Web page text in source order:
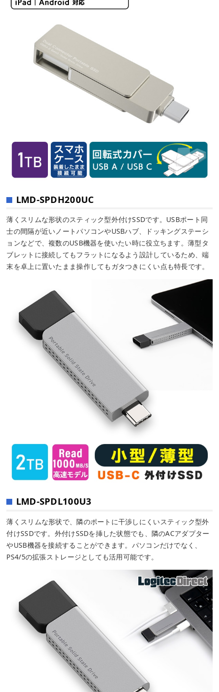
LMD-SPDH200UC
薄くスリムな形状のスティック型外付けSSDです。USBポート同
士の間隔が近いノートパソコンやUSBハブ、ドッキングステーシ
ョンなどで、複数のUSB機器を使いたい時に役立ちます。薄型タ
ブレットに接続してもフラットになるよう設計しているため、端
末を卓上に置いたまま操作してもガタつきにくい点も特長です。
LMD-SPDL100U3
薄くスリムな形状で、隣のポートに干渉しにくいスティック型外
付けSSDです。外付けSSDを挿した状態でも、隣のACアダプター
やUSB機器を接続することができます。パソコンだけでなく、
PS4/5の拡張ストレージとしても活用可能です。